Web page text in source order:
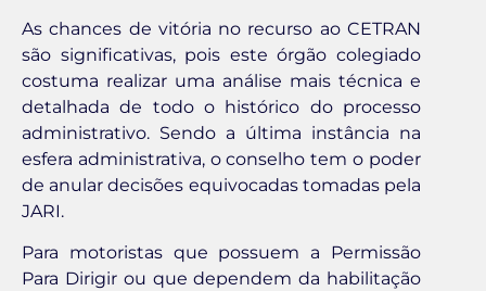
As chances de vitória no recurso ao CETRAN
são significativas, pois este órgão colegiado
costuma realizar uma análise mais técnica e
detalhada de todo o histórico do processo
administrativo. Sendo a última instância na
esfera administrativa, o conselho tem o poder
de anular decisões equivocadas tomadas pela
JARI.
Para motoristas que possuem a Permissão
Para Dirigir ou que dependem da habilitação